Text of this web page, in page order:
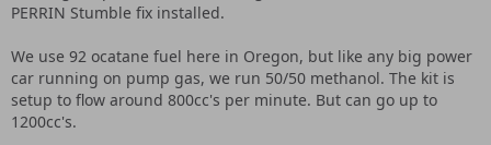
PERRIN Stumble fix installed.
We use 92 ocatane fuel here in Oregon, but like any big power
car running on pump gas, we run 50/50 methanol. The kit is
setup to flow around 800cc's per minute. But can go up to
1200cc's.